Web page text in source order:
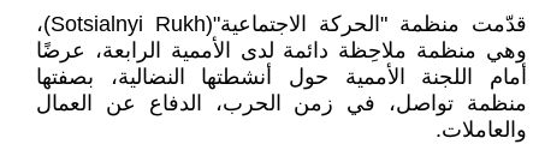
قدّمت منظمة "الحركة الاجتماعية"(Sotsialnyi Rukh)،
وهي منظمة ملاحِظة دائمة لدى الأممية الرابعة، عرضًا
أمام اللجنة الأممية حول أنشطتها النضالية، بصفتها
منظمة تواصل، في زمن الحرب، الدفاع عن العمال
والعاملات.